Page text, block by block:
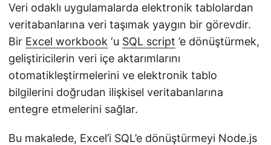
Veri odaklı uygulamalarda elektronik tablolardan
veritabanlarına veri taşımak yaygın bir görevdir.
Bir Excel workbook ‘u SQL script ’e dönüştürmek,
geliştiricilerin veri içe aktarımlarını
otomatikleştirmelerini ve elektronik tablo
bilgilerini doğrudan ilişkisel veritabanlarına
entegre etmelerini sağlar.
Bu makalede, Excel’i SQL’e dönüştürmeyi Node.js